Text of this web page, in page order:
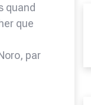
quand
que
par